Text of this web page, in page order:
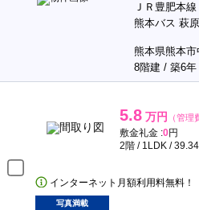
ＪＲ豊肥本
熊本バス 萩
熊本県熊本
8階建 / 築6年
5.8 万円 （管理
敷金礼金 :0円
2階 / 1LDK /
インターネット月額利用料無料！
写真満載